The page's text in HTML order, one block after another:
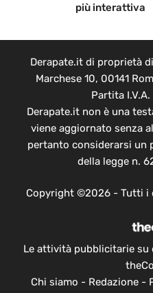
più interattiva
Derapate.it di proprietà
Marchese 10, 00141
Partita
Derapate.it non è una
viene aggiornato senza
pertanto considerarsi un
della legge n.
Copyright ©2026 - Tutti
Le attività pubblicitarie
Chi siamo - Redazione-